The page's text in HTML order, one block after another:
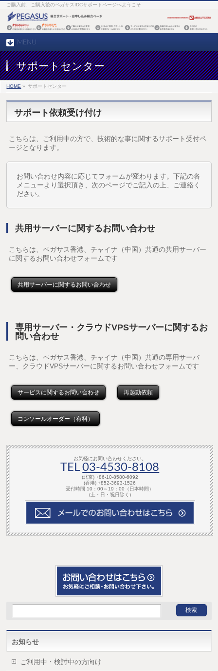
ご購入前、ご購入後のペガサスIDCサポートページへようこそ
MENU
サポートセンター
HOME » サポートセンター
サポート依頼受け付け
こちらは、ご利用中の方で、技術的な事に関するサポート受付ペ
ージとなります。
お問い合わせ内容に応じてフォームが変わります。下記の各
メニューより選択頂き、次のページでご記入の上、ご連絡く
ださい。
共用サーバーに関するお問い合わせ
こちらは、ペガサス香港、チャイナ（中国）共通の共用サーバー
に関するお問い合わせフォームです
共用サーバーに関するお問い合わせ
専用サーバー・クラウドVPSサーバーに関するお
問い合わせ
こちらは、ペガサス香港、チャイナ（中国）共通の専用サーバ
ー、クラウドVPSサーバーに関するお問い合わせフォームです
サービスに関するお問い合わせ 再起動依頼
コンソールオーダー（有料）
お気軽にお問い合わせください。
TEL03-4530-8108
(北京) +86-10-8580-6092
(香港) +852-3693-1526
受付時間 10：00～19：00（日本時間）
(土・日・祝日除く)
お知らせ
ご利用中・検討中の方向け